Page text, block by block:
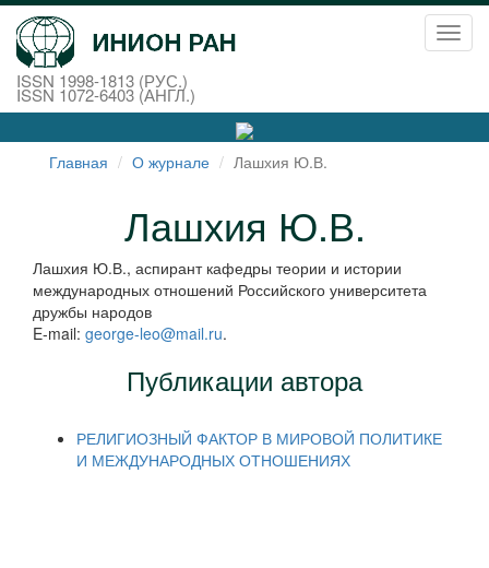
ISSN 1998-1813 (РУС.)
ISSN 1072-6403 (АНГЛ.)
Главная О журнале Лашхия Ю.В.
Лашхия Ю.В.
Лашхия Ю.В., аспирант кафедры теории и истории
международных отношений Российского университета
дружбы народов
E-mail: george-leo@mail.ru.
Публикации автора
РЕЛИГИОЗНЫЙ ФАКТОР В МИРОВОЙ ПОЛИТИКЕ
И МЕЖДУНАРОДНЫХ ОТНОШЕНИЯХ